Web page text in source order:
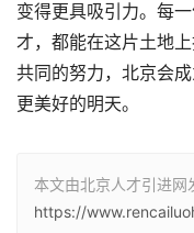
变得更具吸引力。每
才，都能在这片土地
共同的努力，北京会
更美好的明天。
本文由北京人才引进网
https://